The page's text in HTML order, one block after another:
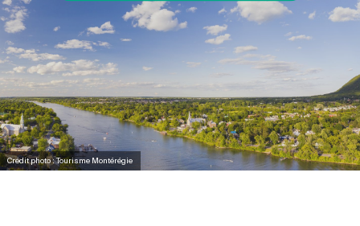
Crédit photo : Tourisme Montérégie